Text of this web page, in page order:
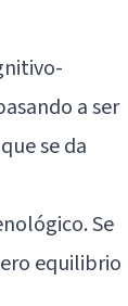
a ser
se da
Se
equilibrio